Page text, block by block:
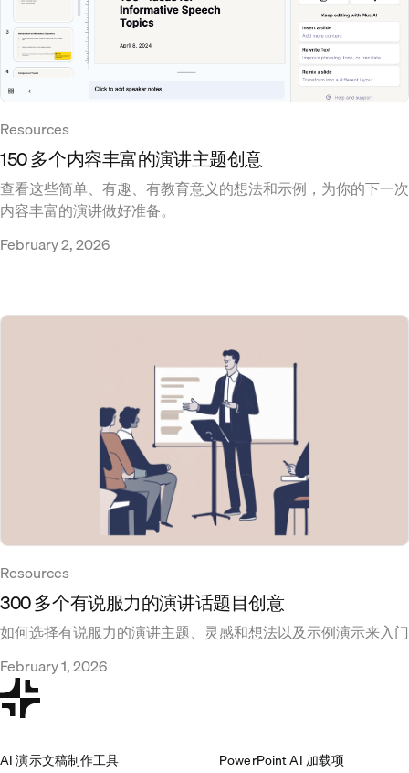
Resources
150 多个内容丰富的演讲主题创意
查看这些简单、有趣、有教育意义的想法和示例，为你的下一次
内容丰富的演讲做好准备。
February 2, 2026
Resources
300 多个有说服力的演讲话题目创意
如何选择有说服力的演讲主题、灵感和想法以及示例演示来入门
February 1, 2026
AI 演示文稿制作工具
PowerPoint AI 加载项